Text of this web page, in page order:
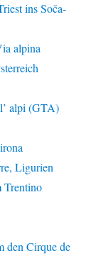
ins Soča-
alpina
alpi (GTA)
Ligurien
Trentino
den Cirque de